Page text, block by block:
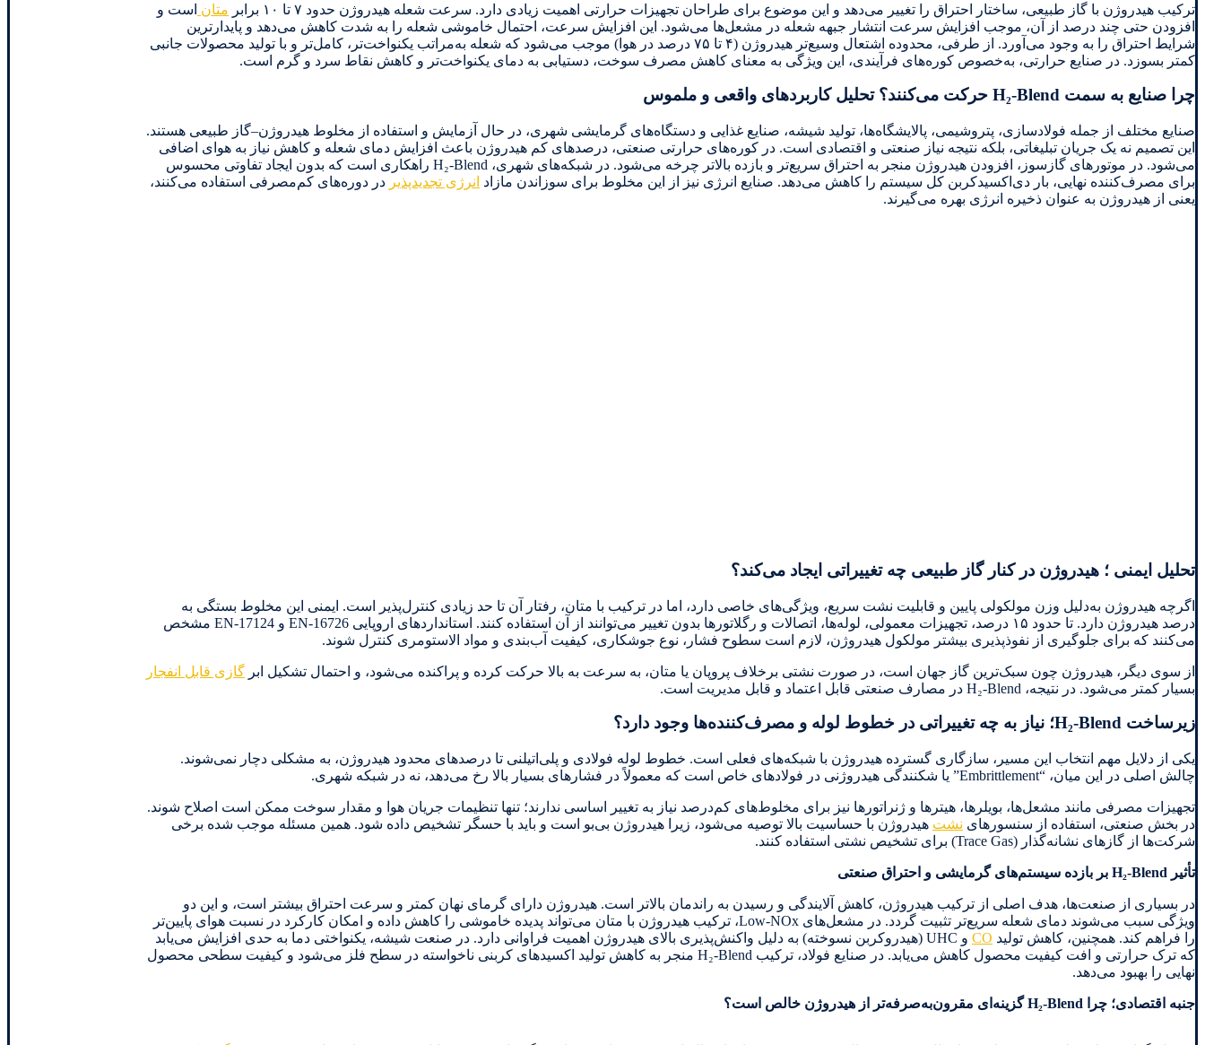
ترکیب هیدروژن با گاز طبیعی، ساختار احتراق را تغییر می‌دهد و این موضوع برای طراحان تجهیزات حرارتی اهمیت زیادی دارد. سرعت شعله هیدروژن حدود ۷ تا ۱۰ برابر متان است و
افزودن حتی چند درصد از آن، موجب افزایش سرعت انتشار جبهه شعله در مشعل‌ها می‌شود. این افزایش سرعت، احتمال خاموشی شعله را به شدت کاهش می‌دهد و پایدارترین
شرایط احتراق را به وجود می‌آورد. از طرفی، محدوده اشتعال وسیع‌تر هیدروژن (۴ تا ۷۵ درصد در هوا) موجب می‌شود که شعله به‌مراتب یکنواخت‌تر، کامل‌تر و با تولید محصولات جانبی
کمتر بسوزد. در صنایع حرارتی، به‌خصوص کوره‌های فرآیندی، این ویژگی به معنای کاهش مصرف سوخت، دستیابی به دمای یکنواخت‌تر و کاهش نقاط سرد و گرم است.
چرا صنایع به سمت H₂-Blend حرکت می‌کنند؟ تحلیل کاربردهای واقعی و ملموس
صنایع مختلف از جمله فولادسازی، پتروشیمی، پالایشگاه‌ها، تولید شیشه، صنایع غذایی و دستگاه‌های گرمایشی شهری، در حال آزمایش و استفاده از مخلوط هیدروژن–گاز طبیعی هستند.
این تصمیم نه یک جریان تبلیغاتی، بلکه نتیجه نیاز صنعتی و اقتصادی است. در کوره‌های حرارتی صنعتی، درصدهای کم هیدروژن باعث افزایش دمای شعله و کاهش نیاز به هوای اضافی
می‌شود. در موتورهای گازسوز، افزودن هیدروژن منجر به احتراق سریع‌تر و بازده بالاتر چرخه می‌شود. در شبکه‌های شهری، H₂-Blend راهکاری است که بدون ایجاد تفاوتی محسوس
برای مصرف‌کننده نهایی، بار دی‌اکسیدکربن کل سیستم را کاهش می‌دهد. صنایع انرژی نیز از این مخلوط برای سوزاندن مازاد انرژی تجدیدپذیر در دوره‌های کم‌مصرفی استفاده می‌کنند،
یعنی از هیدروژن به عنوان ذخیره انرژی بهره می‌گیرند.
تحلیل ایمنی ؛ هیدروژن در کنار گاز طبیعی چه تغییراتی ایجاد می‌کند؟
اگرچه هیدروژن به‌دلیل وزن مولکولی پایین و قابلیت نشت سریع، ویژگی‌های خاصی دارد، اما در ترکیب با متان، رفتار آن تا حد زیادی کنترل‌پذیر است. ایمنی این مخلوط بستگی به
درصد هیدروژن دارد. تا حدود ۱۵ درصد، تجهیزات معمولی، لوله‌ها، اتصالات و رگلاتورها بدون تغییر می‌توانند از آن استفاده کنند. استانداردهای اروپایی EN-16726 و EN-17124 مشخص
می‌کنند که برای جلوگیری از نفوذپذیری بیشتر مولکول هیدروژن، لازم است سطوح فشار، نوع جوشکاری، کیفیت آب‌بندی و مواد الاستومری کنترل شوند.
از سوی دیگر، هیدروژن چون سبک‌ترین گاز جهان است، در صورت نشتی برخلاف پروپان یا متان، به سرعت به بالا حرکت کرده و پراکنده می‌شود، و احتمال تشکیل ابر گازی قابل انفجار
بسیار کمتر می‌شود. در نتیجه، H₂-Blend در مصارف صنعتی قابل اعتماد و قابل مدیریت است.
زیرساخت H₂-Blend؛ نیاز به چه تغییراتی در خطوط لوله و مصرف‌کننده‌ها وجود دارد؟
یکی از دلایل مهم انتخاب این مسیر، سازگاری گسترده هیدروژن با شبکه‌های فعلی است. خطوط لوله فولادی و پلی‌اتیلنی تا درصدهای محدود هیدروژن، به مشکلی دچار نمی‌شوند.
چالش اصلی در این میان، “Embrittlement” یا شکنندگی هیدروژنی در فولادهای خاص است که معمولاً در فشارهای بسیار بالا رخ می‌دهد، نه در شبکه شهری.
تجهیزات مصرفی مانند مشعل‌ها، بویلرها، هیترها و ژنراتورها نیز برای مخلوط‌های کم‌درصد نیاز به تغییر اساسی ندارند؛ تنها تنظیمات جریان هوا و مقدار سوخت ممکن است اصلاح شوند.
در بخش صنعتی، استفاده از سنسورهای نشت هیدروژن با حساسیت بالا توصیه می‌شود، زیرا هیدروژن بی‌بو است و باید با حسگر تشخیص داده شود. همین مسئله موجب شده برخی
شرکت‌ها از گازهای نشانه‌گذار (Trace Gas) برای تشخیص نشتی استفاده کنند.
تأثیر H₂-Blend بر بازده سیستم‌های گرمایشی و احتراق صنعتی
در بسیاری از صنعت‌ها، هدف اصلی از ترکیب هیدروژن، کاهش آلایندگی و رسیدن به راندمان بالاتر است. هیدروژن دارای گرمای نهان کمتر و سرعت احتراق بیشتر است، و این دو
ویژگی سبب می‌شوند دمای شعله سریع‌تر تثبیت گردد. در مشعل‌های Low-NOx، ترکیب هیدروژن با متان می‌تواند پدیده خاموشی را کاهش داده و امکان کارکرد در نسبت هوای پایین‌تر
را فراهم کند. همچنین، کاهش تولید CO
و UHC (هیدروکربن نسوخته) به دلیل واکنش‌پذیری بالای هیدروژن اهمیت فراوانی دارد. در صنعت شیشه، یکنواختی دما به حدی افزایش می‌یابد
که ترک حرارتی و افت کیفیت محصول کاهش می‌یابد. در صنایع فولاد، ترکیب H₂-Blend منجر به کاهش تولید اکسیدهای کربنی ناخواسته در سطح فلز می‌شود و کیفیت سطحی محصول
نهایی را بهبود می‌دهد.
جنبه اقتصادی؛ چرا H₂-Blend گزینه‌ای مقرون‌به‌صرفه‌تر از هیدروژن خالص است؟